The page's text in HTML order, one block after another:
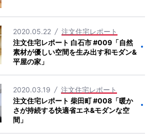
2020.05.22
注文住宅レポート
注文住宅レポート 白石市 #009「自然
素材が優しい空間を生み出す和モダン&
平屋の家」
2020.03.19
注文住宅レポート
注文住宅レポート 柴田町 #008「暖か
さが持続する快適省エネ&モダンな空
間」